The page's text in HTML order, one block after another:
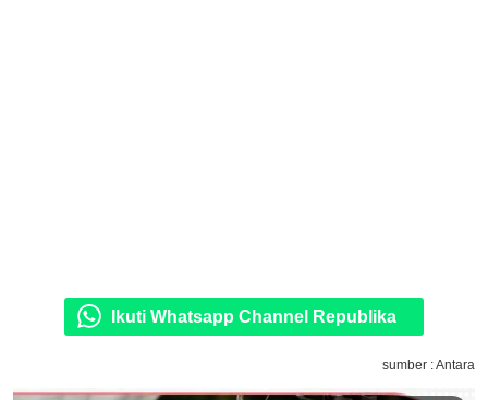
Ikuti Whatsapp Channel Republika
sumber : Antara